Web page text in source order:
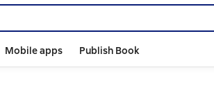
Mobile apps Publish Book